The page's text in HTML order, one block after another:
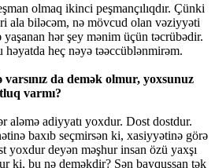
olmaq ikinci peşmançılıqdır. Çünki
ala biləcəm, nə mövcud olan vəziyyəti
hər şey mənim üçün təcrübədir.
həyatda heç nəyə təəccüblənmirəm.
da demək olmur, yoxsunuz
varmı?
aləmə adiyyatı yoxdur. Dost dostdur.
baxıb seçmirsən ki, xasiyyətinə görə
yoxdur deyən məşhur insan özü yaxşı
ki, bu nə deməkdir? Sən bayquşsan tək